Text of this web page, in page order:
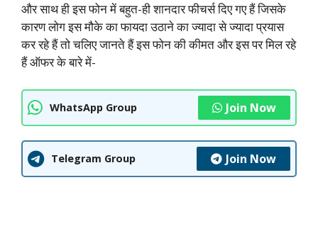
और साथ ही इस फोन में बहुत-ही शानदार फीचर्स दिए गए हैं जिसके
कारण लोग इस मौके का फायदा उठाने का ज्यादा से ज्यादा प्रयास
कर रहे हैं तो चलिए जानते हैं इस फोन की कीमत और इस पर मिल रहे
हैं ऑफर के बारे में-
WhatsApp Group Join Now
Telegram Group Join Now